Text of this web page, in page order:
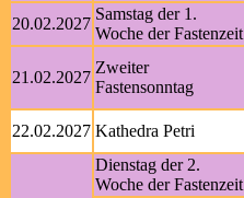
20.02.2027
Samstag der 1.
Woche der Fastenzeit
21.02.2027
Zweiter
Fastensonntag
22.02.2027 Kathedra Petri
Dienstag der 2.
Woche der Fastenzeit